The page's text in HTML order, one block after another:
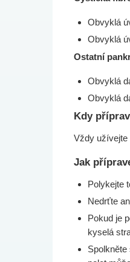
Obvyklá
Obvyklá
Ostatní
Obvyklá
Obvyklá
Kdy
Vždy užívejte
Jak
Polykejte
Nedrťte
Pokud je
kyselá